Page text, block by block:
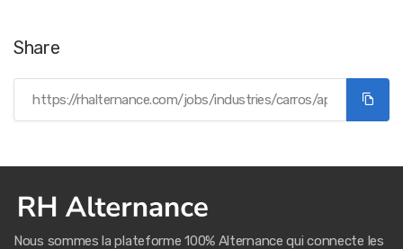
Share
Nous sommes la plateforme 100% Alternance qui connecte les